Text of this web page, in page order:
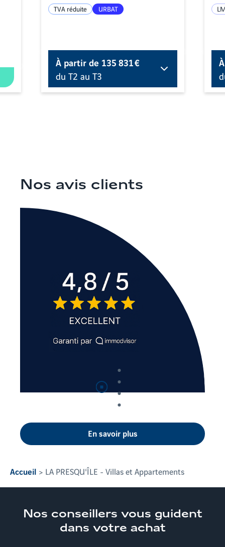
TVA réduite URBAT
À partir de135 831 €
du T2 au T3
Nos avis clients
En savoir plus
Suspendre
la lecture automatique
Accueil LA PRESQU'ÎLE - Villas et Appartements
Nos conseillers vous guident
dans votre achat